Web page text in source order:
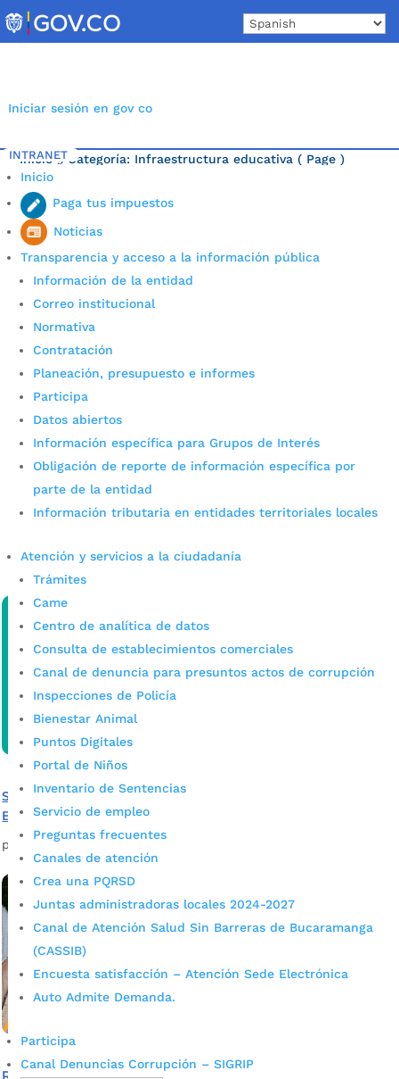
to
content
Iniciar sesión en gov co
INTRANET
Inicio
Paga tus impuestos
Noticias
Transparencia y acceso a la información pública
Información de la entidad
Correo institucional
Normativa
Contratación
Planeación, presupuesto e informes
Participa
Datos abiertos
Información específica para Grupos de Interés
Obligación de reporte de información específica por
parte de la entidad
Información tributaria en entidades territoriales locales
Atención y servicios a la ciudadanía
Trámites
Came
Centro de analítica de datos
Consulta de establecimientos comerciales
Canal de denuncia para presuntos actos de corrupción
Inspecciones de Policía
Bienestar Animal
Puntos Digitales
Portal de Niños
Inventario de Sentencias
Servicio de empleo
Preguntas frecuentes
Canales de atención
Crea una PQRSD
Juntas administradoras locales 2024-2027
Canal de Atención Salud Sin Barreras de Bucaramanga
(CASSIB)
Encuesta satisfacción – Atención Sede Electrónica
Auto Admite Demanda.
Participa
Canal Denuncias Corrupción – SIGRIP
Inicio 5 Categoría: Infraestructura educativa ( Page )
Última noticia.
La Alcaldía fortalece la cultura
de protección a la información
poradmin_prensa|May 30, 2025
La Alcaldía de Bucaramanga junto a la Oficina Asesora TIC
segura, confiable y al servicio...
leer más
Seguimiento a emergencias por lluvias- Norte de
Bucaramanga
por Alcaldía de Bucaramanga
Remodelada cancha construye felicidad en la Institución